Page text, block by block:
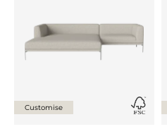
Customise